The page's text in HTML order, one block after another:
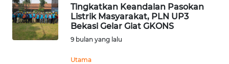
Tingkatkan Keandalan Pasokan
Listrik Masyarakat, PLN UP3
Bekasi Gelar Giat GKONS
9 bulan yang lalu
Utama
JAMBI
WN
SULTRA